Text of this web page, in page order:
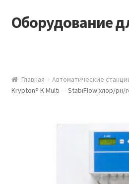
Перейти к навигации
Перейти к содержимому
Оборудование
Блог
Главная
Автоматические
Krypton® K Multi — StabiFlow хлор/рн/